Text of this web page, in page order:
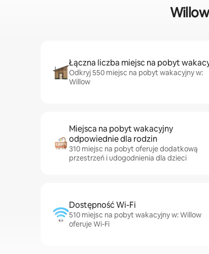
Łączna liczba miejsc na pobyt
Odkryj 550 miejsc na pobyt wakacyjny w:
Willow
Miejsca na pobyt wakacyjny
odpowiednie dla rodzin
310 miejsc na pobyt oferuje dodatkową
przestrzeń i udogodnienia dla dzieci
Dostępność Wi-Fi
510 miejsc na pobyt wakacyjny w: Willow
oferuje Wi-Fi